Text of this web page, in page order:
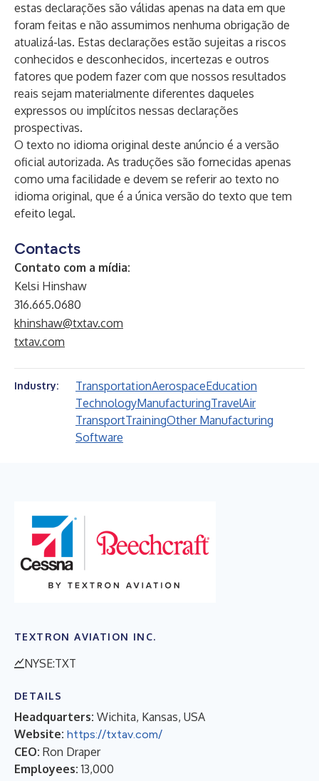
estas declarações são válidas apenas na data em que
foram feitas e não assumimos nenhuma obrigação de
atualizá-las. Estas declarações estão sujeitas a riscos
conhecidos e desconhecidos, incertezas e outros
fatores que podem fazer com que nossos resultados
reais sejam materialmente diferentes daqueles
expressos ou implícitos nessas declarações
prospectivas.
O texto no idioma original deste anúncio é a versão
oficial autorizada. As traduções são fornecidas apenas
como uma facilidade e devem se referir ao texto no
idioma original, que é a única versão do texto que tem
efeito legal.
Contacts
Contato com a mídia:
Kelsi Hinshaw
316.665.0680
khinshaw@txtav.com
txtav.com
Industry: TransportationAerospaceEducation
TechnologyManufacturingTravelAir
TransportTrainingOther Manufacturing
Software
TEXTRON AVIATION INC.
NYSE:TXT
DETAILS
Headquarters: Wichita, Kansas, USA
Website: https://txtav.com/
CEO: Ron Draper
Employees: 13,000